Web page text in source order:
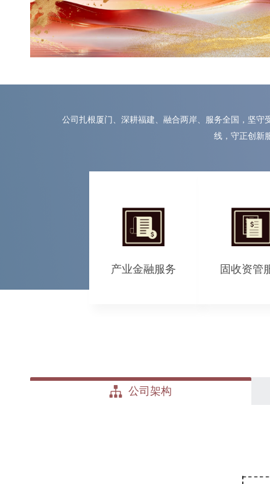
公司扎根厦门、深耕福建、融合两岸、服务全国，坚
线，守正创新
产业金融服务 固收资管
公司架构